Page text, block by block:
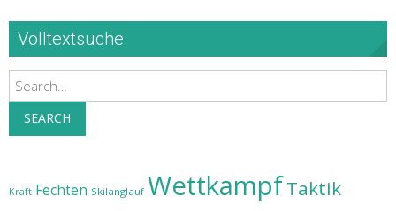
Volltextsuche
Search
SEARCH
Kraft Fechten Skilanglauf WettkampfTaktik